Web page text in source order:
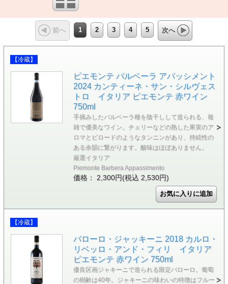
前へ 1 2 3 4 5 次へ
【冷蔵】
ピエモンテ バルベーラ アパッシメント
2024 カンティーネ・サン・シルヴェス
トロ イタリア ピエモンテ 赤ワイン
750ml
手摘みしたバルベーラ種を陰干しして造られる、複
雑で優美なワイン。チェリーなどの熟した果実のア
ロマとビロードのようなタンニンがあり、持続性の
ある余韻に繋がります。酸味はほぼありません。
厳選イタリア
Piemonte Barbera Appassimento
価格： 2,300円(税込 2,530円)
【冷蔵】
バローロ・ジャッキーニ 2018 カルロ・
リベッロ・アンド・フィリ イタリア
ピエモンテ 赤ワイン 750ml
優良区画ジャキーニで造られる限定バローロ。葡萄
の樹齢は40年。ジャキーニの味わいの特徴はフルー